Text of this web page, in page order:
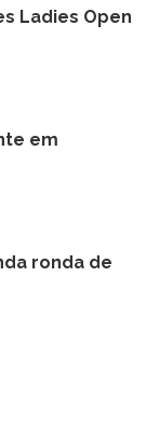
Ladies Open
em
ronda de